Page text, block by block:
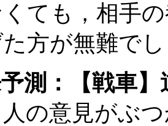
ても，相手
方が無難で
測：【戦車】
人の意見がぶ